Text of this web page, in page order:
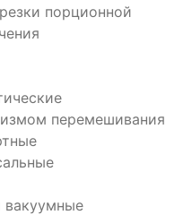
порционной
перемешивания
вакуумные